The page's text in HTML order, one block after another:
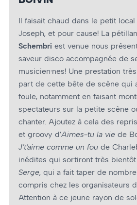
Il faisait chaud dans le petit local
Joseph, et pour cause! La
Schembri est venue nous
saveur disco accompagnée de
musicien·nes! Une prestation
part de cette bête de scène qui
foule, notamment en faisant
spectateurs sur la petite scène
chanter. Ajoutez à cela des
et groovy d’Aimes-tu la vie de
J’t’aime comme un fou de
inédites qui sortiront très
Serge, qui a fait taper de
compris chez les organisateurs
Attention à ce jeune rayon de